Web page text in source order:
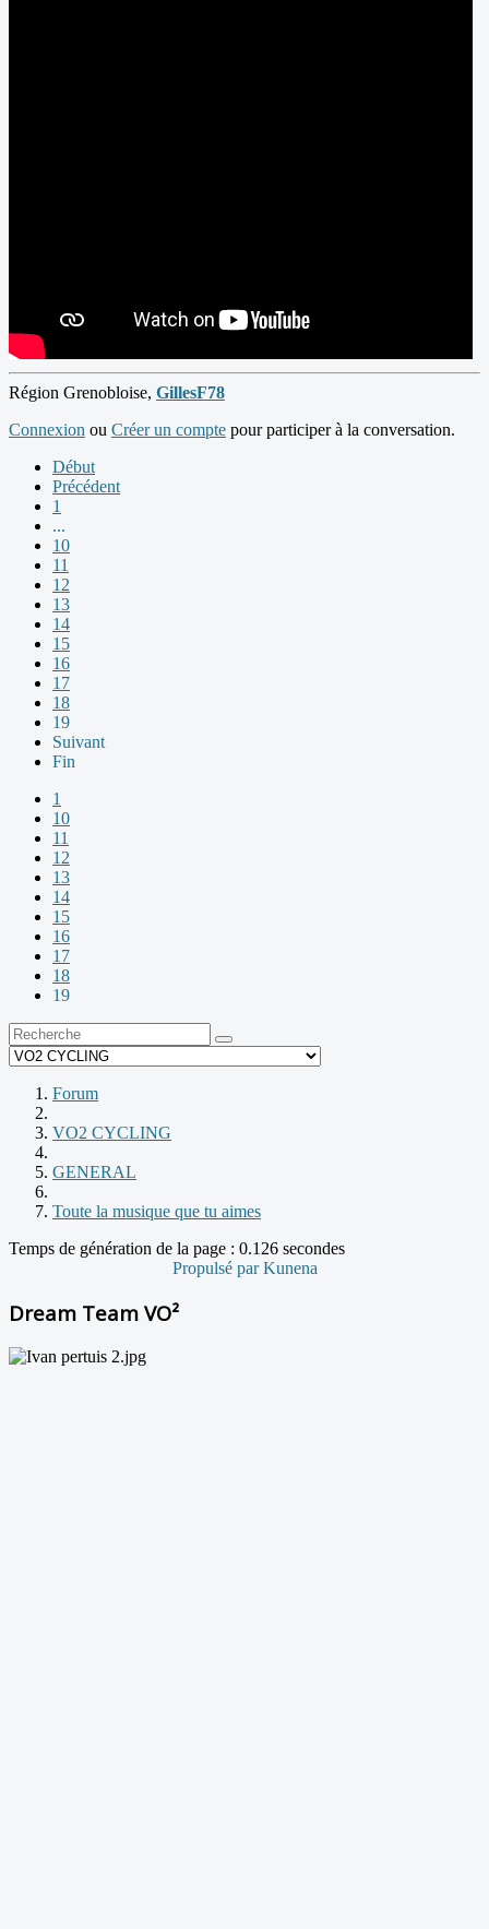
Région Grenobloise, GillesF78
Connexion ou Créer un compte pour participer à la conversation.
Début
Précédent
1
...
10
11
12
13
14
15
16
17
18
19
Suivant
Fin
1
10
11
12
13
14
15
16
17
18
19
Forum
VO2 CYCLING
GENERAL
Toute la musique que tu aimes
Temps de génération de la page : 0.126 secondes
Propulsé parKunena
Dream Team VO²